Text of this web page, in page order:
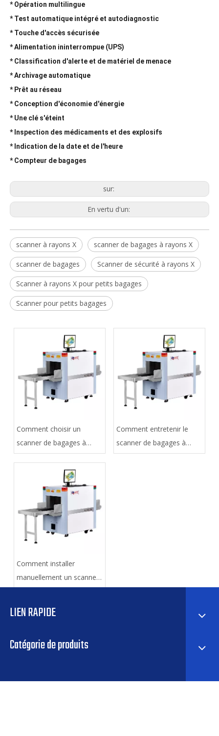
* Opération multilingue
* Test automatique intégré et autodiagnostic
* Touche d'accès sécurisée
* Alimentation ininterrompue (UPS)
* Classification d'alerte et de matériel de menace
* Archivage automatique
* Prêt au réseau
* Conception d'économie d'énergie
* Une clé s'éteint
* Inspection des médicaments et des explosifs
* Indication de la date et de l'heure
* Compteur de bagages
sur:
En vertu d'un:
scanner à rayons X scanner de bagages à rayons X
scanner de bagages Scanner de sécurité à rayons X
Scanner à rayons X pour petits bagages
Scanner pour petits bagages
Comment choisir un
scanner de bagages à
rayons X?
Comment entretenir le
scanner de bagages à
rayons X?
Comment installer
manuellement un scanner
LIEN RAPIDE
Catégorie de produits